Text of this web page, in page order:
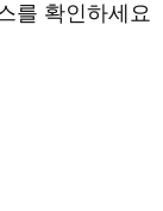
를 확인하세요